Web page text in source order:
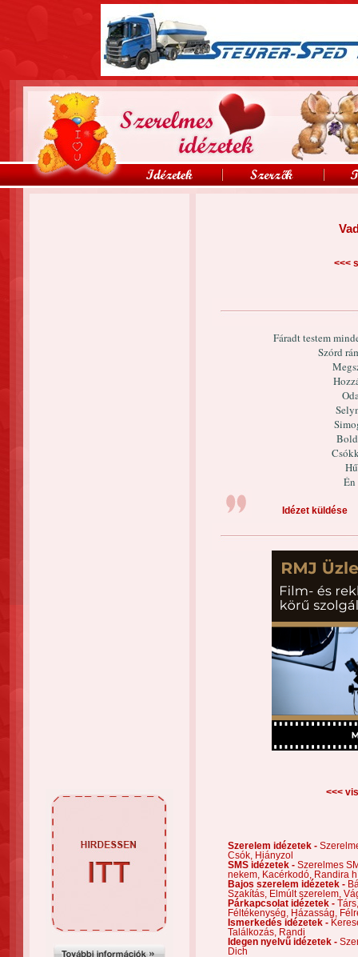
<<<
Fáradt testem
Szórd
Én
Idézet küldése
<<<
Szerelem idézetek -
Csók,
Hiányzol
SMS idézetek - Szerelmes
nekem,
Kacérkodó,
Randira
Bajos szerelem idézetek -
Szakítás,
Elmúlt szerelem,
Párkapcsolat idézetek -
Féltékenység,
Házasság,
Ismerkedés idézetek -
Találkozás,
Randi
Idegen nyelvű idézetek -
Dich